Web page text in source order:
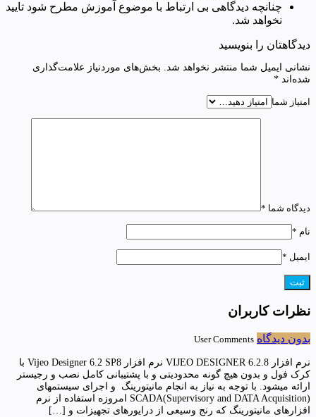
چنانچه دیدگاهی بی ارتباط با موضوع آموزش مطرح شود تایید
نخواهد شد.
دیدگاهتان را بنویسید
نشانی ایمیل شما منتشر نخواهد شد. بخش‌های موردنیاز علامت‌گذاری
شده‌اند *
امتیاز شما
دیدگاه شما *
نام *
ایمیل *
نظرات کاربران
بدون دیدگاه User Comments
نرم افزار VIJEO DESIGNER 6.2.8 نرم افزار Vijeo Designer 6.2 SP8 با
کرک فول و بدون هیچ گونه محدودیتی و با پشتیبانی کامل نصب و رجیستر
ارائه میشود. با توجه به نیاز به انجام مانیتورینگ و اجرای سیستمهای
SCADA(Supervisory and DATA Acquisition) امروزه استفاده از نرم
افزارهای مانیتورینگ که رنج وسیعی از درایورهای تجهیزات و […]